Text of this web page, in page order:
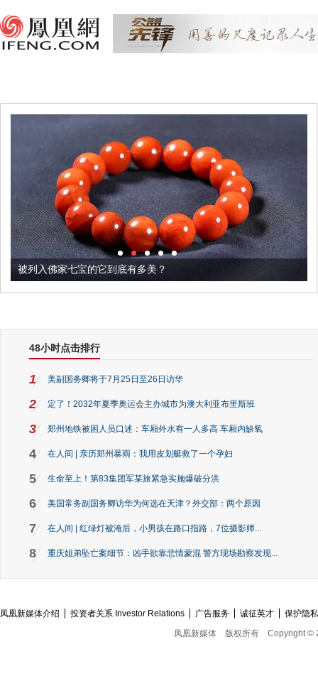
被列入佛家七宝的它到底有多美？
48小时点击排行
1 美副国务卿将于7月25日至26日访华
2 定了！2032年夏季奥运会主办城市为澳大利亚布里斯班
3 郑州地铁被困人员口述：车厢外水有一人多高 车厢内缺氧
4 在人间 | 亲历郑州暴雨：我用皮划艇救了一个孕妇
5 生命至上！第83集团军某旅紧急实施爆破分洪
6 美国常务副国务卿访华为何选在天津？外交部：两个原因
7 在人间 | 红绿灯被淹后，小男孩在路口指路，7位摄影师...
8 重庆姐弟坠亡案细节：凶手欲靠悲情蒙混 警方现场勘察发现...
凤凰新媒体介绍 投资者关系 Investor Relations 广告服务 诚征英才
保护隐
凤凰新媒体
版权所有 Copyright ©